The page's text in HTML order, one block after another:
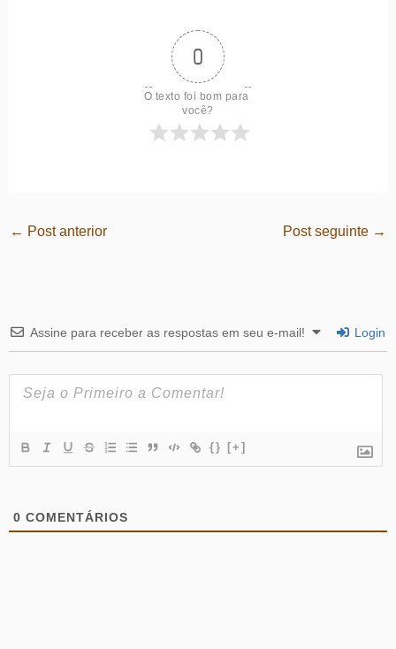
0
O texto foi bom para
você?
← Post anterior Post seguinte →
Assine para receber as respostas em seu e-mail! Login
{} [+]
0 COMENTÁRIOS